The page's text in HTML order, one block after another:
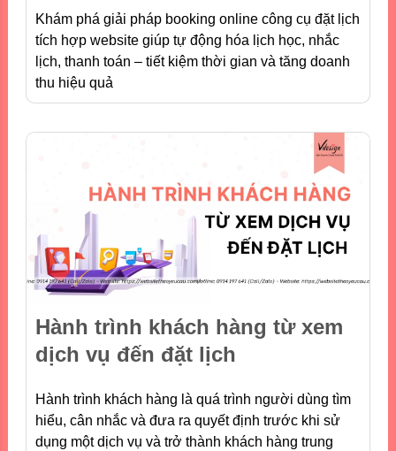
Khám phá giải pháp booking online công cụ đặt lịch
tích hợp website giúp tự động hóa lịch học, nhắc
lịch, thanh toán – tiết kiệm thời gian và tăng doanh
thu hiệu quả
Hành trình khách hàng từ xem
dịch vụ đến đặt lịch
Hành trình khách hàng là quá trình người dùng tìm
hiểu, cân nhắc và đưa ra quyết định trước khi sử
dụng một dịch vụ và trở thành khách hàng trung